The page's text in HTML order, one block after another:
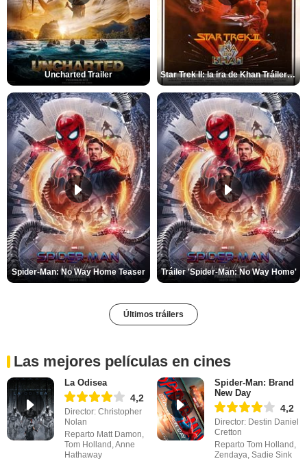
Uncharted Trailer Star Trek II: la ira de Khan Tráiler VO
Spider-Man: No Way Home Teaser Tráiler 'Spider-Man: No Way Home'
Últimos tráilers
Las mejores películas en cines
La Odisea
4,2
Director: Christopher
Nolan
Reparto Matt Damon,
Tom Holland, Anne
Hathaway
Spider-Man: Brand
New Day
4,2
Director: Destin Daniel
Cretton
Reparto Tom Holland,
Zendaya, Sadie Sink